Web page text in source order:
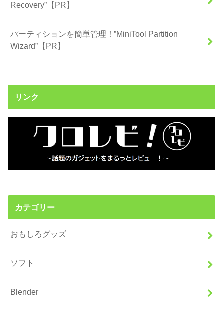
Recovery”【PR】
パーティションを簡単管理！”MiniTool Partition
Wizard”【PR】
リンク
カテゴリー
おもしろグッズ
ソフト
Blender